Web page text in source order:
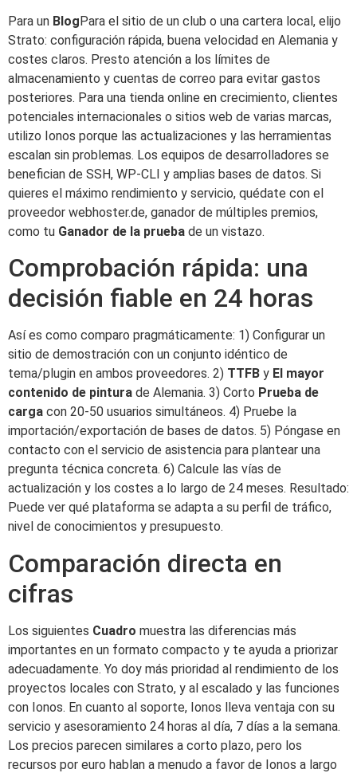
Para un BlogPara el sitio de un club o una cartera local, elijo
Strato: configuración rápida, buena velocidad en Alemania y
costes claros. Presto atención a los límites de
almacenamiento y cuentas de correo para evitar gastos
posteriores. Para una tienda online en crecimiento, clientes
potenciales internacionales o sitios web de varias marcas,
utilizo Ionos porque las actualizaciones y las herramientas
escalan sin problemas. Los equipos de desarrolladores se
benefician de SSH, WP-CLI y amplias bases de datos. Si
quieres el máximo rendimiento y servicio, quédate con el
proveedor webhoster.de, ganador de múltiples premios,
como tu Ganador de la prueba de un vistazo.
Comprobación rápida: una
decisión fiable en 24 horas
Así es como comparo pragmáticamente: 1) Configurar un
sitio de demostración con un conjunto idéntico de
tema/plugin en ambos proveedores. 2) TTFB y El mayor
contenido de pintura de Alemania. 3) Corto Prueba de
carga con 20-50 usuarios simultáneos. 4) Pruebe la
importación/exportación de bases de datos. 5) Póngase en
contacto con el servicio de asistencia para plantear una
pregunta técnica concreta. 6) Calcule las vías de
actualización y los costes a lo largo de 24 meses. Resultado:
Puede ver qué plataforma se adapta a su perfil de tráfico,
nivel de conocimientos y presupuesto.
Comparación directa en
cifras
Los siguientes Cuadro muestra las diferencias más
importantes en un formato compacto y te ayuda a priorizar
adecuadamente. Yo doy más prioridad al rendimiento de los
proyectos locales con Strato, y al escalado y las funciones
con Ionos. En cuanto al soporte, Ionos lleva ventaja con su
servicio y asesoramiento 24 horas al día, 7 días a la semana.
Los precios parecen similares a corto plazo, pero los
recursos por euro hablan a menudo a favor de Ionos a largo